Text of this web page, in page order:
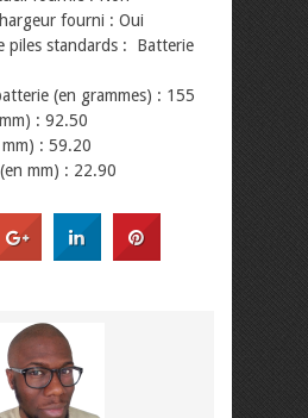
fourni : Oui
piles standards : Batterie
(en grammes) : 155
: 92.50
: 59.20
mm) : 22.90